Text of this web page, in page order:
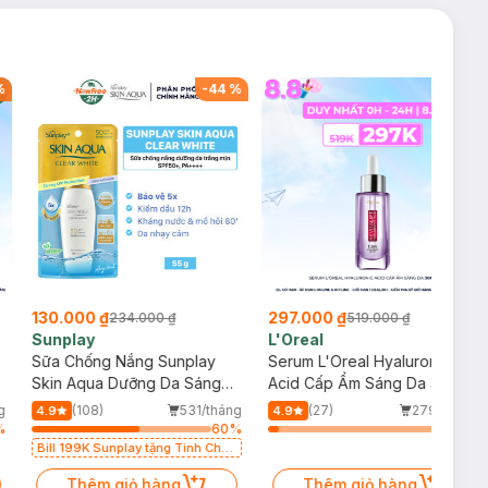
-44%
130.000 ₫234.000 ₫
Sunplay
Sữa Chống Nắng Sunplay
Skin Aqua Dưỡng Da Sáng
Mịn 55g
4.9 (108)
531/tháng
60%
Bill 199K Sunplay tặng Tinh Chất
hạn)
Thêm giỏ hàng
297.000 ₫519.000 ₫
L'Oreal
Serum L'Oreal Hyaluronic
Acid Cấp Ẩm Sáng Da 30ml
4.9 (27)
279/tháng
Thêm giỏ hàng